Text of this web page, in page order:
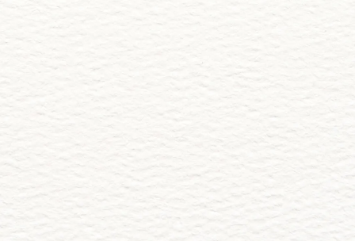
Marvid Cristina Zurita Hernandez
Abrir la Invitación
Comparte tus Fotos